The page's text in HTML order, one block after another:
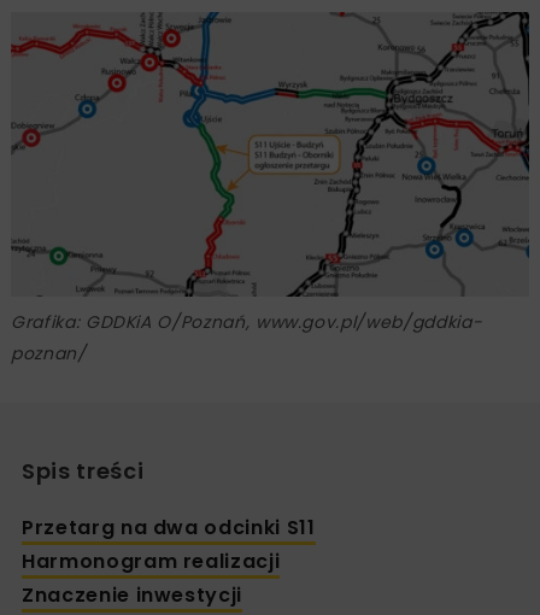
Grafika: GDDKiA O/Poznań, www.gov.pl/web/gddkia-
poznan/
Spis treści
Przetarg na dwa odcinki S11
Harmonogram realizacji
Znaczenie inwestycji